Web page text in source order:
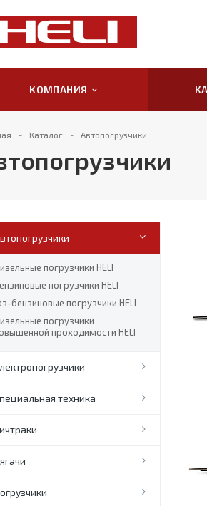
КОМПАНИЯ
Каталог Автопогрузчики
погрузчики HELI
погрузчики HELI
бензиновые погрузчики HELI
погрузчики
проходимости HELI
техника